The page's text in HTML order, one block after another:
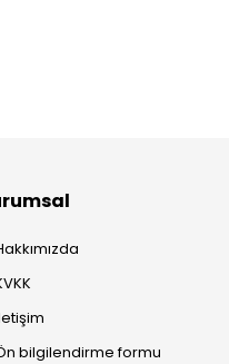
bilgilendirme formu